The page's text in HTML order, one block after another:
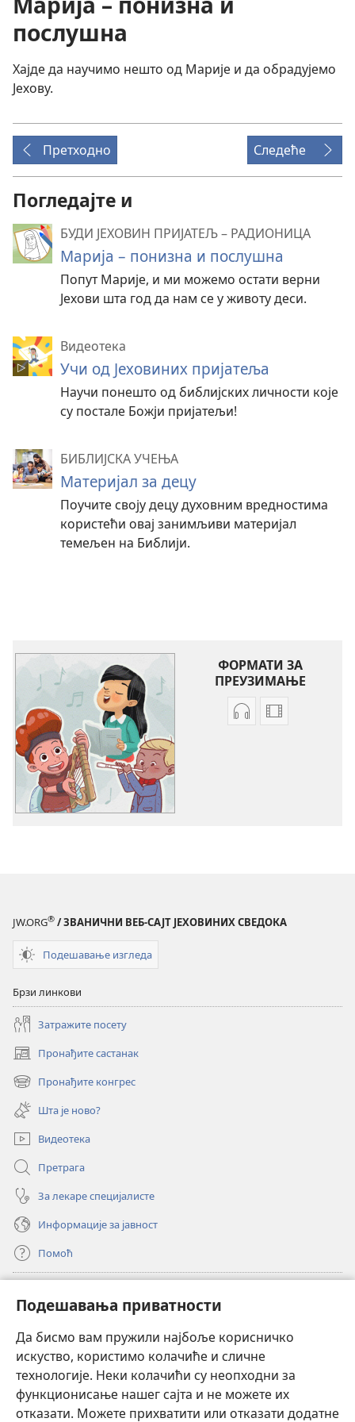
Подешавања приватности
Да бисмо вам пружили најбоље корисничко
искуство, користимо колачиће и сличне
технологије. Неки колачићи су неопходни за
функционисање нашег сајта и не можете их
отказати. Можете прихватити или отказати додатне
послушна
Хајде да научимо нешто од Марије и да обрадујемо
Јехову.
Претходно Следеће
Погледајте и
БУДИ ЈЕХОВИН ПРИЈАТЕЉ – РАДИОНИЦА
Марија – понизна и послушна
Попут Марије, и ми можемо остати верни
Јехови шта год да нам се у животу деси.
Видеотека
Учи од Јеховиних пријатеља
Научи понешто од библијских личности које
су постале Божји пријатељи!
БИБЛИЈСКА УЧЕЊА
Материјал за децу
Поучите своју децу духовним вредностима
користећи овај занимљиви материјал
темељен на Библији.
ФОРМАТИ ЗА
ПРЕУЗИМАЊЕ
ФорматиФормати
JW.ORG® / ЗВАНИЧНИ ВЕБ-САЈТ ЈЕХОВИНИХ СВЕДОКА
Подешавање изгледа
Брзи линкови
Затражите посету
Пронађите састанак
(отвара
нови
прозор)
Пронађите конгрес
(отвара
нови
прозор)
Шта је ново?
Видеотека
Претрага
За лекаре специјалисте
Информације за јавност
Помоћ
(отвара
нови
прозор)ОНЛАЈН БИБЛИОТЕКА Watchtower
(отвара
нови
прозор)JW Hub®
(отвара
нови
прозор)JW Library